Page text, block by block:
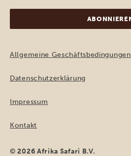
Allgemeine Geschäftsbedingungen
Datenschutzerklärung
Impressum
Kontakt
© 2026 Afrika Safari B.V.